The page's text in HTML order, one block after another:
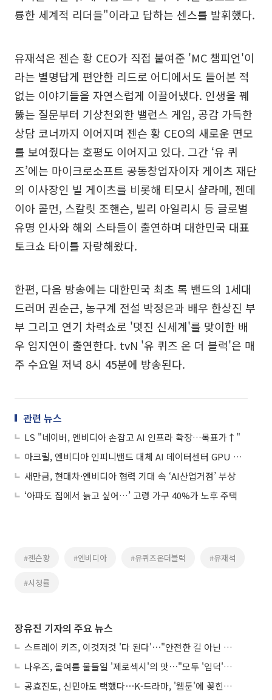
륭한 세계적 리더들"이라고 답하는 센스를 발휘했다.
유재석은 젠슨 황 CEO가 직접 붙여준 'MC 챔피언'이
라는 별명답게 편안한 리드로 어디에서도 들어본 적
없는 이야기들을 자연스럽게 이끌어냈다. 인생을 꿰
뚫는 질문부터 기상천외한 밸런스 게임, 공감 가득한
상담 코너까지 이어지며 젠슨 황 CEO의 새로운 면모
를 보여줬다는 호평도 이어지고 있다. 그간 ‘유 퀴
즈’에는 마이크로소프트 공동창업자이자 게이츠 재단
의 이사장인 빌 게이츠를 비롯해 티모시 샬라메, 젠데
이아 콜먼, 스칼릿 조핸슨, 빌리 아일리시 등 글로벌
유명 인사와 해외 스타들이 출연하며 대한민국 대표
토크쇼 타이틀 자랑해왔다.
한편, 다음 방송에는 대한민국 최초 록 밴드의 1세대
드러머 권순근, 농구계 전설 박정은과 배우 한상진 부
부 그리고 연기 차력쇼로 '멋진 신세계'를 맞이한 배
우 임지연이 출연한다. tvN '유 퀴즈 온 더 블럭'은 매
주 수요일 저녁 8시 45분에 방송된다.
관련 뉴스
LS "네이버, 엔비디아 손잡고 AI 인프라 확장…목표가↑"
아크릴, 엔비디아 인피니밴드 대체 AI 데이터센터 GPU 정부 지원 받아 개발 나선다
새만금, 현대차·엔비디아 협력 기대 속 ‘AI산업거점’ 부상
‘아파도 집에서 늙고 싶어…’ 고령 가구 40%가 노후 주택
#젠슨황 #엔비디아 #유퀴즈온더블럭 #유재석
#시청률
장유진 기자의 주요 뉴스
스트레이 키즈, 이것저것 '다 된다'⋯"안전한 길 아닌 도전이 재밌어"
나우즈, 올여름 물들일 '제로섹시'의 맛⋯"모두 '입덕'시킬 것"
공효진도, 신민아도 택했다⋯K-드라마, '웹툰'에 꽂힌 이유